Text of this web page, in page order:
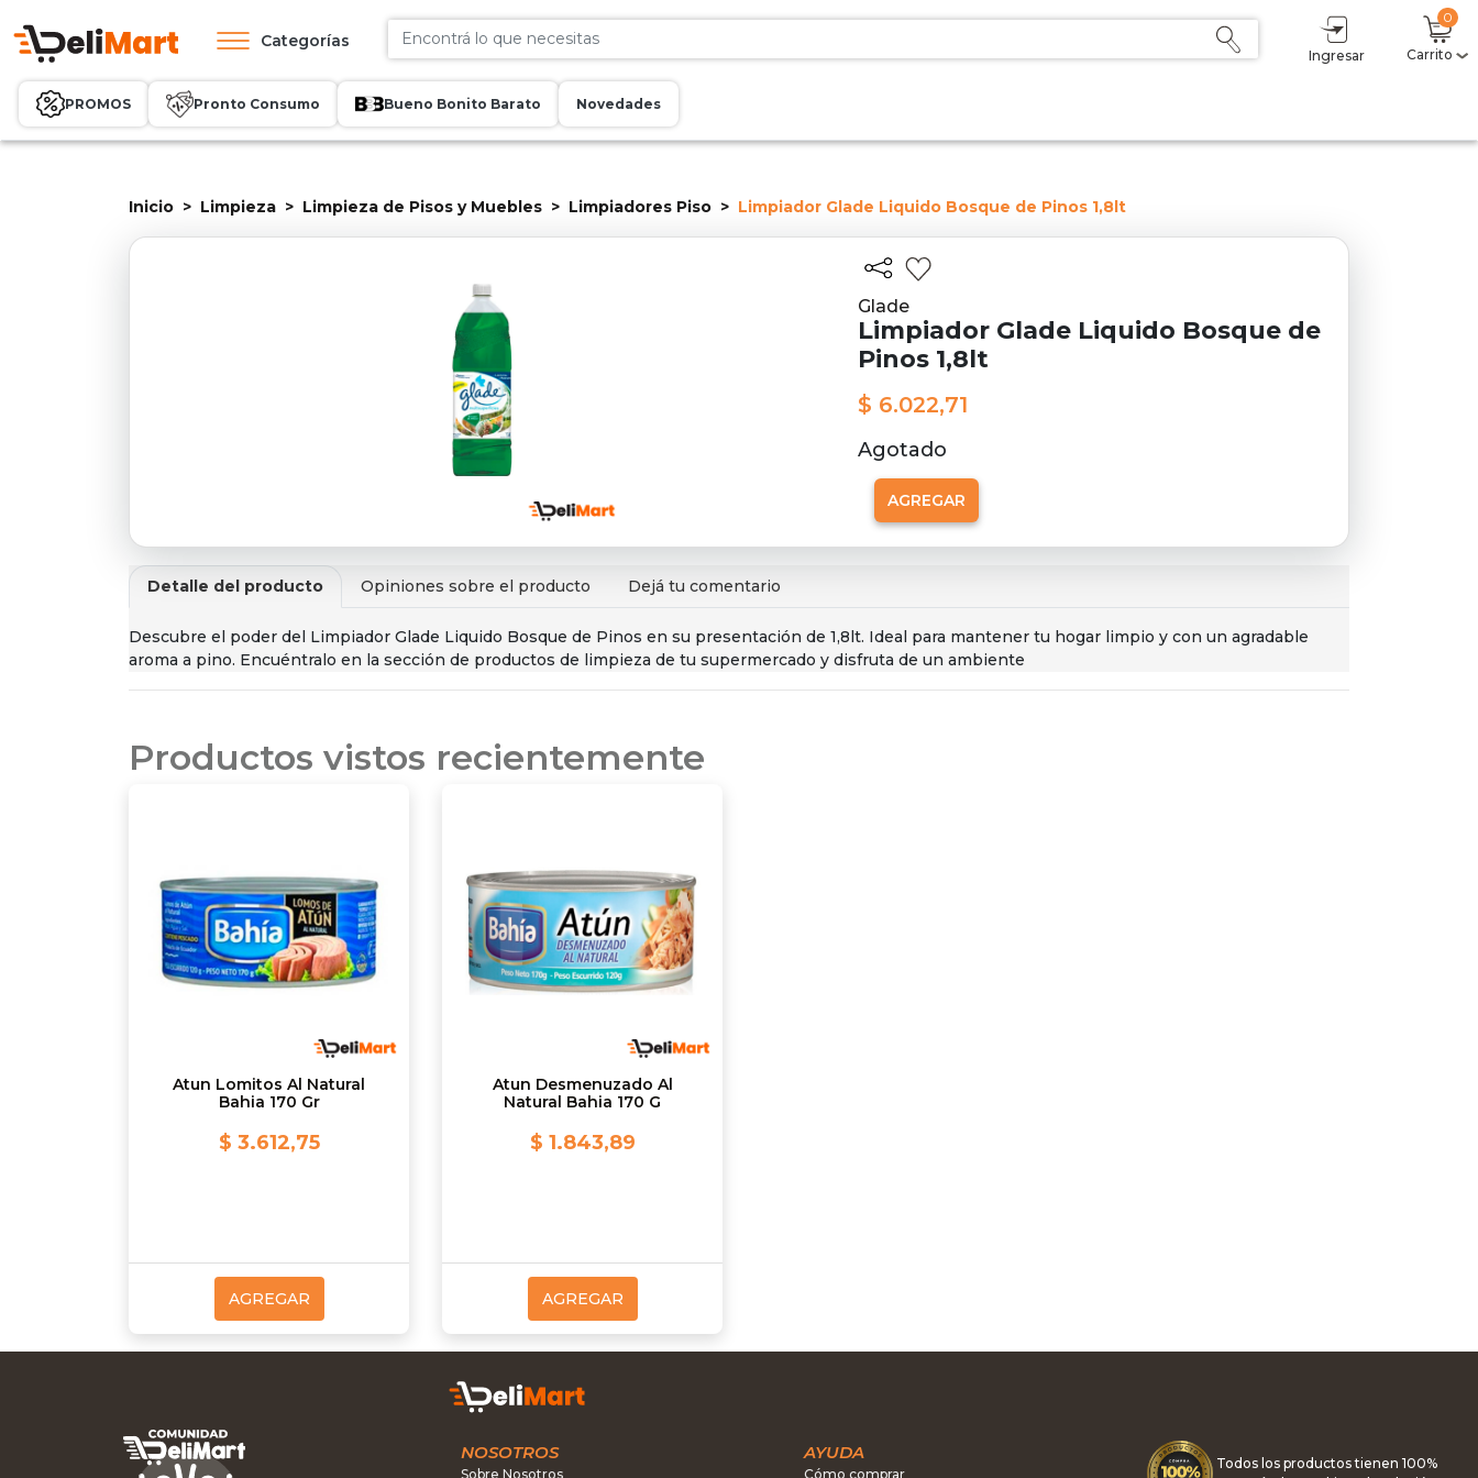
Categorías
Ingresar
0
Carrito
Subtotal
$ 0,00
0
PROMOS Pronto Consumo Bueno Bonito Barato Novedades
Inicio Limpieza Limpieza de Pisos y Muebles Limpiadores Piso Limpiador Glade Liquido Bosque de Pinos 1,8lt
Glade
Limpiador Glade Liquido Bosque de
Pinos 1,8lt
$ 6.022,71
Agotado
AGREGAR
Detalle del producto Opiniones sobre el producto Dejá tu comentario
Descubre el poder del Limpiador Glade Liquido Bosque de Pinos en su presentación de 1,8lt. Ideal para mantener tu hogar limpio y con un agradable
aroma a pino. Encuéntralo en la sección de productos de limpieza de tu supermercado y disfruta de un ambiente
Productos vistos recientemente
Atun Lomitos Al Natural
Bahia 170 Gr
$ 3.612,75
AGREGAR
Atun Desmenuzado Al
Natural Bahia 170 G
$ 1.843,89
AGREGAR
NOSOTROS
Sobre Nosotros
AYUDA
Cómo comprar
Todos los productos tienen 100%